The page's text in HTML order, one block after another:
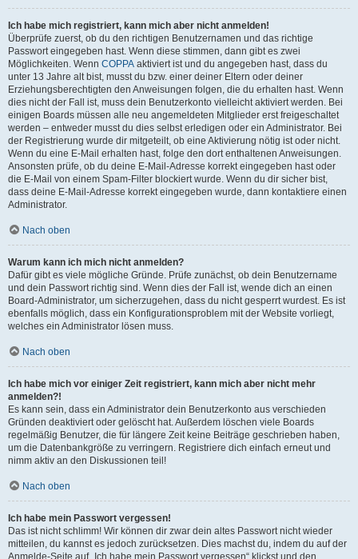
Ich habe mich registriert, kann mich aber nicht anmelden!
Überprüfe zuerst, ob du den richtigen Benutzernamen und das richtige
Passwort eingegeben hast. Wenn diese stimmen, dann gibt es zwei
Möglichkeiten. Wenn COPPA aktiviert ist und du angegeben hast, dass du
unter 13 Jahre alt bist, musst du bzw. einer deiner Eltern oder deiner
Erziehungsberechtigten den Anweisungen folgen, die du erhalten hast. Wenn
dies nicht der Fall ist, muss dein Benutzerkonto vielleicht aktiviert werden. Bei
einigen Boards müssen alle neu angemeldeten Mitglieder erst freigeschaltet
werden – entweder musst du dies selbst erledigen oder ein Administrator. Bei
der Registrierung wurde dir mitgeteilt, ob eine Aktivierung nötig ist oder nicht.
Wenn du eine E-Mail erhalten hast, folge den dort enthaltenen Anweisungen.
Ansonsten prüfe, ob du deine E-Mail-Adresse korrekt eingegeben hast oder
die E-Mail von einem Spam-Filter blockiert wurde. Wenn du dir sicher bist,
dass deine E-Mail-Adresse korrekt eingegeben wurde, dann kontaktiere einen
Administrator.
Nach oben
Warum kann ich mich nicht anmelden?
Dafür gibt es viele mögliche Gründe. Prüfe zunächst, ob dein Benutzername
und dein Passwort richtig sind. Wenn dies der Fall ist, wende dich an einen
Board-Administrator, um sicherzugehen, dass du nicht gesperrt wurdest. Es ist
ebenfalls möglich, dass ein Konfigurationsproblem mit der Website vorliegt,
welches ein Administrator lösen muss.
Nach oben
Ich habe mich vor einiger Zeit registriert, kann mich aber nicht mehr
anmelden?!
Es kann sein, dass ein Administrator dein Benutzerkonto aus verschieden
Gründen deaktiviert oder gelöscht hat. Außerdem löschen viele Boards
regelmäßig Benutzer, die für längere Zeit keine Beiträge geschrieben haben,
um die Datenbankgröße zu verringern. Registriere dich einfach erneut und
nimm aktiv an den Diskussionen teil!
Nach oben
Ich habe mein Passwort vergessen!
Das ist nicht schlimm! Wir können dir zwar dein altes Passwort nicht wieder
mitteilen, du kannst es jedoch zurücksetzen. Dies machst du, indem du auf der
Anmelde-Seite auf „Ich habe mein Passwort vergessen“ klickst und den